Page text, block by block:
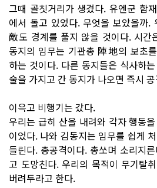
그때 골칫거리가 생겼다. 유엔군 함
에서 돌고 있었다. 무엇을 보았을까.
敵도 경계를 풀지 않을 것이다. 시간
동지의 임무는 기관총 陣地의 보초
하는 것이다. 다른 동지들은 식사하
술을 가지고 간 동지가 나오면 즉시
이윽고 비행기는 갔다.
우리는 급히 산을 내려와 각자 행동
이었다. 나와 김동지는 임무를 쉽게
들린다. 총공격이다. 총쏘며 소리지
고 도망친다. 우리의 목적이 무기탈
버려두라고 한다.